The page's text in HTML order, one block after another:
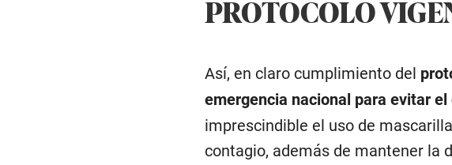
PROTOCOLO
Así, en claro cumplimiento del
emergencia nacional para evitar
imprescindible el uso de
contagio, además de mantener la